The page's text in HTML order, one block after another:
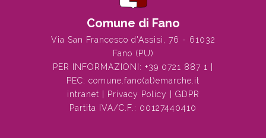
Comune di Fano
Via San Francesco d'Assisi, 76 - 61032
Fano (PU)
PER INFORMAZIONI: +39 0721 887 1
PEC: comune.fano(at)emarche.it
intranet
Privacy Policy
GDPR
Partita IVA/C.F.: 00127440410